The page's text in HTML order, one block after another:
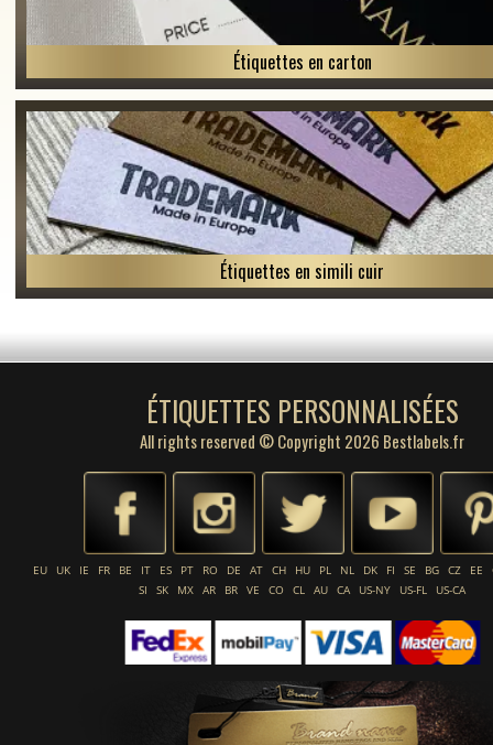
Étiquettes en carton
Étiquettes en simili cuir
ÉTIQUETTES PERSONNALISÉES
All rights reserved © Copyright 2026 Bestlabels.fr
EU UK IE FR BE IT ES PT RO DE AT CH HU PL NL DK FI SE BG CZ EE
SI
SK MX AR BR VE CO CL AU CA US-NY US-FL US-CA